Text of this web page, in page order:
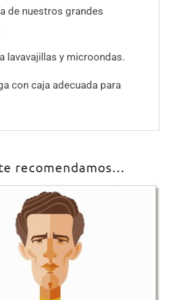
de nuestros grandes
lavavajillas y microondas.
con caja adecuada para
recomendamos…